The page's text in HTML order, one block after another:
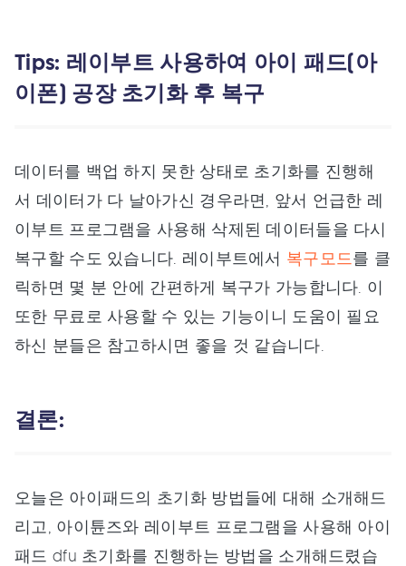
Tips: 레이부트 사용하여 아이 패드(아
이폰) 공장 초기화 후 복구
데이터를 백업 하지 못한 상태로 초기화를 진행해
서 데이터가 다 날아가신 경우라면, 앞서 언급한 레
이부트 프로그램을 사용해 삭제된 데이터들을 다시
복구할 수도 있습니다. 레이부트에서 복구모드를 클
릭하면 몇 분 안에 간편하게 복구가 가능합니다. 이
또한 무료로 사용할 수 있는 기능이니 도움이 필요
하신 분들은 참고하시면 좋을 것 같습니다.
결론:
오늘은 아이패드의 초기화 방법들에 대해 소개해드
리고, 아이튠즈와 레이부트 프로그램을 사용해 아이
패드 dfu 초기화를 진행하는 방법을 소개해드렸습